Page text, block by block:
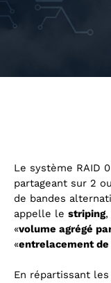
Le système RAID
partageant sur 2
de bandes
appelle le striping,
«volume agrégé
«entrelacement de
En répartissant